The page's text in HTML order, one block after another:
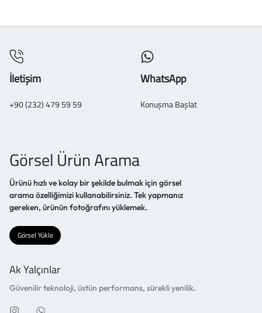
İletişim
+90 (232) 479 59 59
WhatsApp
Konuşma Başlat
Görsel Ürün Arama
Ürünü hızlı ve kolay bir şekilde bulmak için görsel
arama özelliğimizi kullanabilirsiniz. Tek yapmanız
gereken, ürünün fotoğrafını yüklemek.
Görsel Yükle
Ak Yalçınlar
Güvenilir teknoloji, üstün performans, sürekli yenilik.